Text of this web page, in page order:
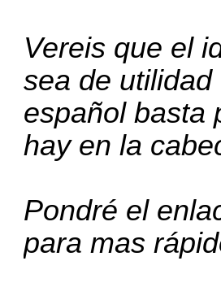
Vereis que el
sea de
español basta
hay en la
Pondré el
para mas